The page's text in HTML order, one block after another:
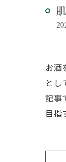
お酒
とし
記事
目指